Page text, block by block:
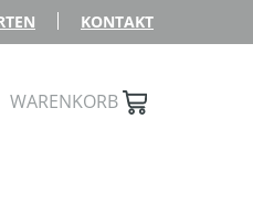
KONTAKT
WARENKORB